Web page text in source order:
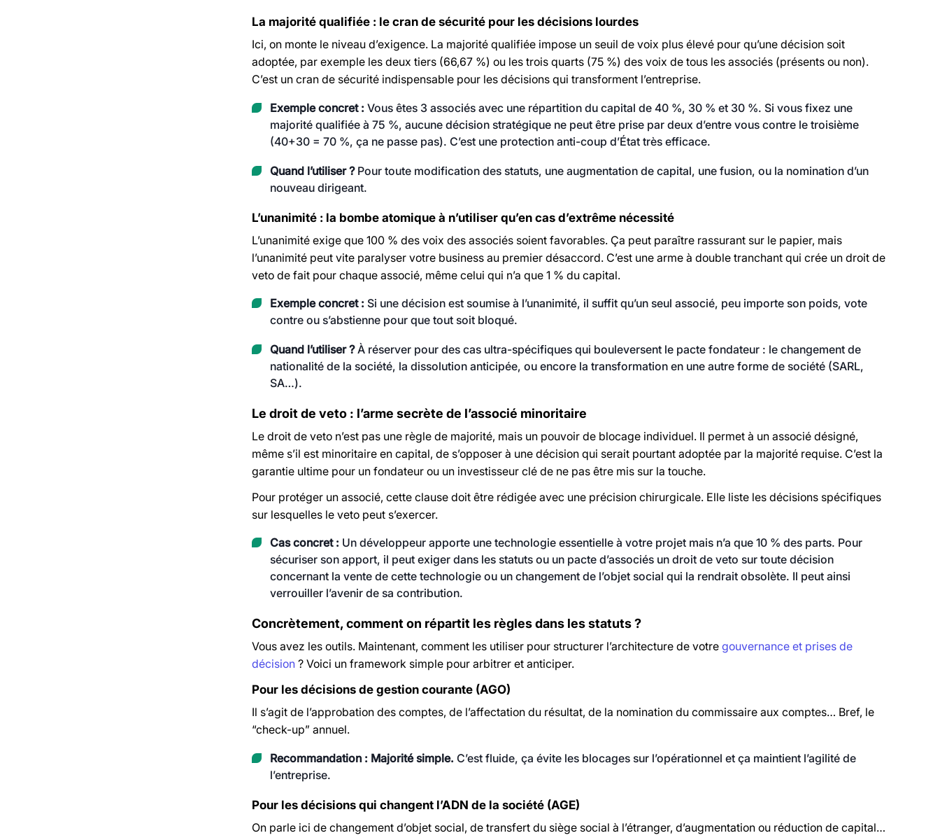
La majorité qualifiée : le cran de sécurité pour les décisions lourdes
Ici, on monte le niveau d’exigence. La majorité qualifiée impose un seuil de voix plus élevé pour qu’une décision soit
adoptée, par exemple les deux tiers (66,67 %) ou les trois quarts (75 %) des voix de tous les associés (présents ou non).
C’est un cran de sécurité indispensable pour les décisions qui transforment l’entreprise.
Exemple concret : Vous êtes 3 associés avec une répartition du capital de 40 %, 30 % et 30 %. Si vous fixez une
majorité qualifiée à 75 %, aucune décision stratégique ne peut être prise par deux d’entre vous contre le troisième
(40+30 = 70 %, ça ne passe pas). C’est une protection anti-coup d’État très efficace.
Quand l’utiliser ?Pour toute modification des statuts, une augmentation de capital, une fusion, ou la nomination d’un
nouveau dirigeant.
L’unanimité : la bombe atomique à n’utiliser qu’en cas d’extrême nécessité
L’unanimité exige que 100 % des voix des associés soient favorables. Ça peut paraître rassurant sur le papier, mais
l’unanimité peut vite paralyser votre business au premier désaccord. C’est une arme à double tranchant qui crée un droit de
veto de fait pour chaque associé, même celui qui n’a que 1 % du capital.
Exemple concret : Si une décision est soumise à l’unanimité, il suffit qu’un seul associé, peu importe son poids, vote
contre ou s’abstienne pour que tout soit bloqué.
Quand l’utiliser ?À réserver pour des cas ultra-spécifiques qui bouleversent le pacte fondateur : le changement de
nationalité de la société, la dissolution anticipée, ou encore la transformation en une autre forme de société (SARL,
SA…).
Le droit de veto : l’arme secrète de l’associé minoritaire
Le droit de veto n’est pas une règle de majorité, mais un pouvoir de blocage individuel. Il permet à un associé désigné,
même s’il est minoritaire en capital, de s’opposer à une décision qui serait pourtant adoptée par la majorité requise. C’est la
garantie ultime pour un fondateur ou un investisseur clé de ne pas être mis sur la touche.
Pour protéger un associé, cette clause doit être rédigée avec une précision chirurgicale. Elle liste les décisions spécifiques
sur lesquelles le veto peut s’exercer.
Cas concret : Un développeur apporte une technologie essentielle à votre projet mais n’a que 10 % des parts. Pour
sécuriser son apport, il peut exiger dans les statuts ou un pacte d’associés un droit de veto sur toute décision
concernant la vente de cette technologie ou un changement de l’objet social qui la rendrait obsolète. Il peut ainsi
verrouiller l’avenir de sa contribution.
Concrètement, comment on répartit les règles dans les statuts ?
Vous avez les outils. Maintenant, comment les utiliser pour structurer l’architecture de votre gouvernance et prises de
décision ? Voici un framework simple pour arbitrer et anticiper.
Pour les décisions de gestion courante (AGO)
Il s’agit de l’approbation des comptes, de l’affectation du résultat, de la nomination du commissaire aux comptes… Bref, le
“check-up” annuel.
Recommandation : Majorité simple. C’est fluide, ça évite les blocages sur l’opérationnel et ça maintient l’agilité de
l’entreprise.
Pour les décisions qui changent l’ADN de la société (AGE)
On parle ici de changement d’objet social, de transfert du siège social à l’étranger, d’augmentation ou réduction de capital…